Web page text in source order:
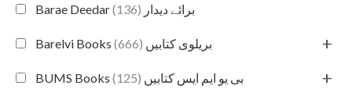
Barae Deedar برائے دیدار (136)
Barelvi Books بریلوی کتابیں (666) +
BUMS Books بی یو ایم ایس کتابیں (125) +